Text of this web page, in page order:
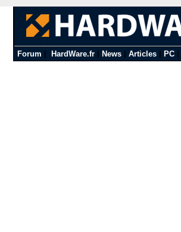
Forum HardWare.fr| News| Articles| PC|